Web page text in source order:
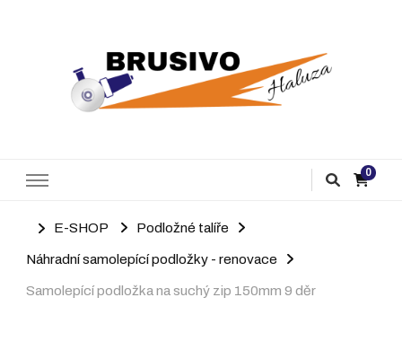
0
E-SHOP Podložné talíře
Náhradní samolepící podložky - renovace
Samolepící podložka na suchý zip 150mm 9 děr